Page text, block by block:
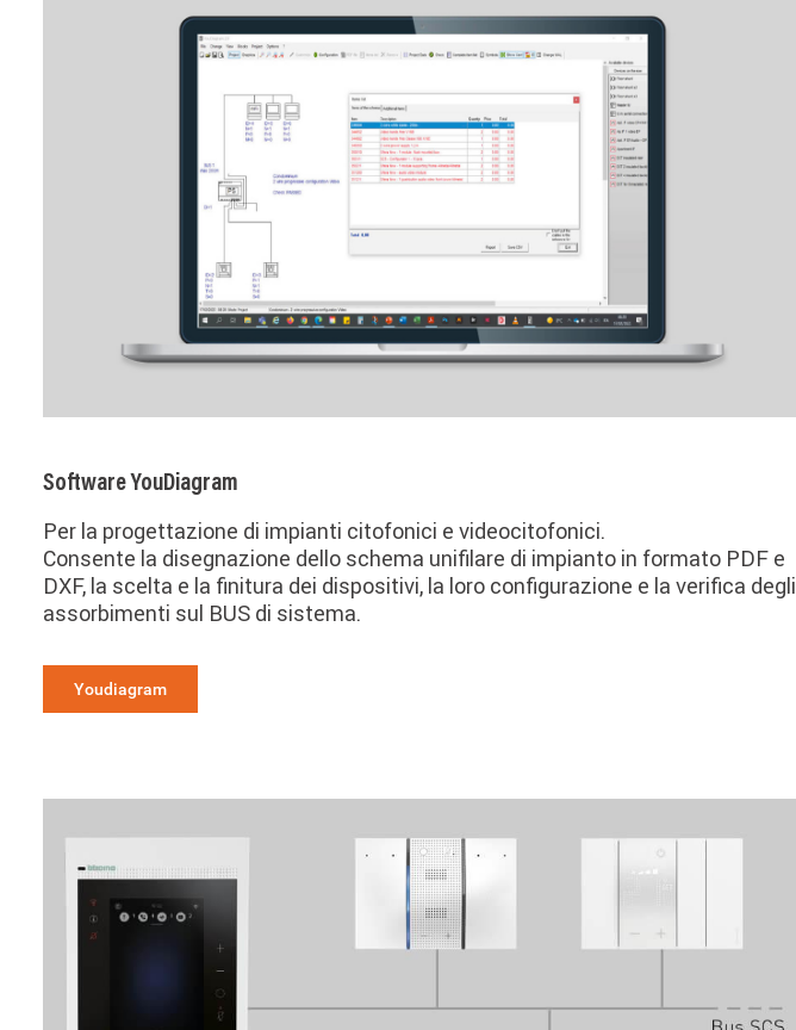
Software YouDiagram
Per la progettazione di impianti citofonici e videocitofonici.
Consente la disegnazione dello schema unifilare di impianto in formato PDF e
DXF, la scelta e la finitura dei dispositivi, la loro configurazione e la verifica degli
assorbimenti sul BUS di sistema.
Youdiagram